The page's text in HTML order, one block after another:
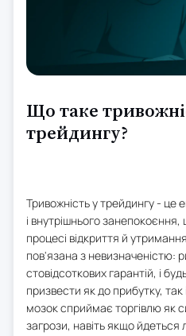
Що таке
трейдингу?
Тривожність у трейдингу - це
і внутрішнього
процесі відкриття й
пов'язана з невизначеністю:
стовідсоткових гарантій, і
призвести як до прибутку, так
мозок сприймає торгівлю як
загрози, навіть якщо йдеться